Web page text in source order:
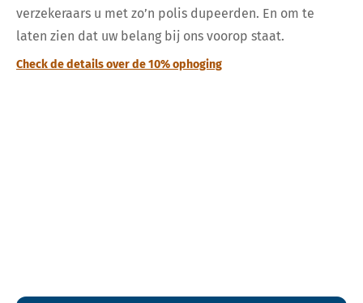
verzekeraars u met zo’n polis dupeerden. En om te
laten zien dat uw belang bij ons voorop staat.
Check de details over de 10% ophoging